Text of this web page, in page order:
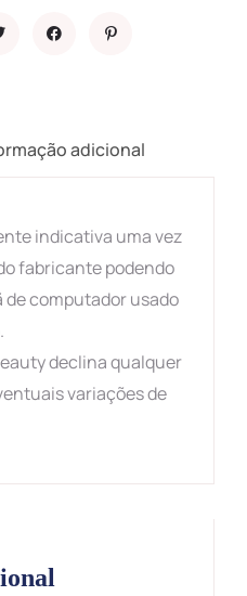
adicional
indicativa uma vez
fabricante podendo
computador usado
declina qualquer
variações de